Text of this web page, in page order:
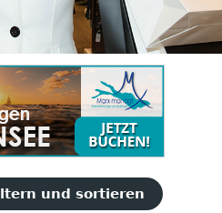
und sortieren